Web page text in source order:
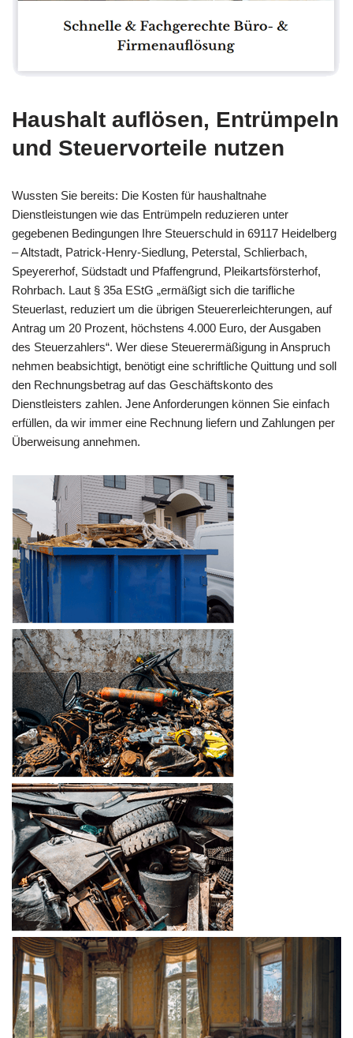
Haushalt auflösen, Entrümpeln
und Steuervorteile nutzen
Wussten Sie bereits: Die Kosten für haushaltnahe
Dienstleistungen wie das Entrümpeln reduzieren unter
gegebenen Bedingungen Ihre Steuerschuld in 69117 Heidelberg
– Altstadt, Patrick-Henry-Siedlung, Peterstal, Schlierbach,
Speyererhof, Südstadt und Pfaffengrund, Pleikartsförsterhof,
Rohrbach. Laut § 35a EStG „ermäßigt sich die tarifliche
Steuerlast, reduziert um die übrigen Steuererleichterungen, auf
Antrag um 20 Prozent, höchstens 4.000 Euro, der Ausgaben
des Steuerzahlers“. Wer diese Steuerermäßigung in Anspruch
nehmen beabsichtigt, benötigt eine schriftliche Quittung und soll
den Rechnungsbetrag auf das Geschäftskonto des
Dienstleisters zahlen. Jene Anforderungen können Sie einfach
erfüllen, da wir immer eine Rechnung liefern und Zahlungen per
Überweisung annehmen.